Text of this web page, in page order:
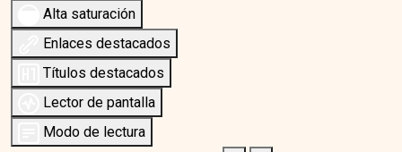
Alta saturación
Enlaces destacados
Títulos destacados
Lector de pantalla
Modo de lectura